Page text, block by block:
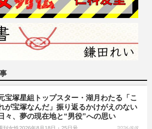
宝塚星組トップスター・湖月わたる「こ
が宝塚なんだ」振り返るかけがえのない
日々、夢の現在地と“男役”への思い